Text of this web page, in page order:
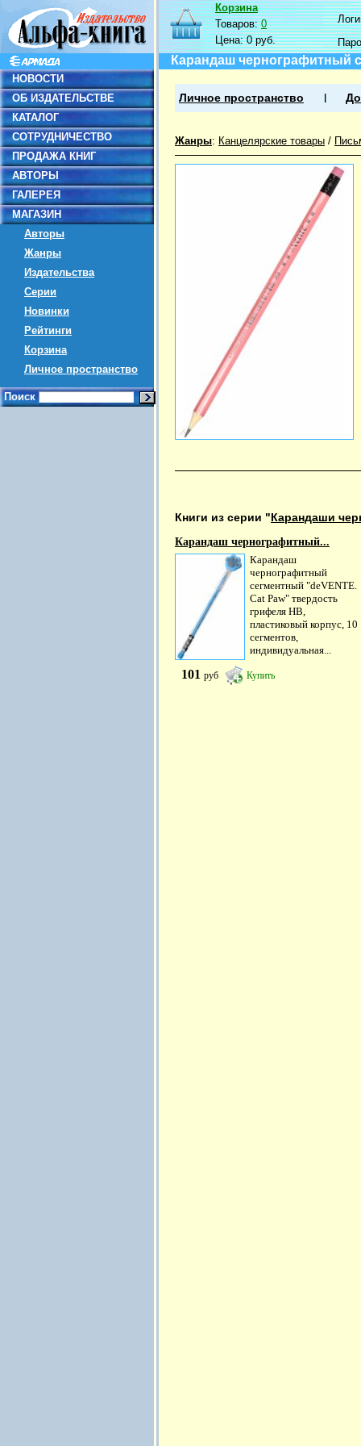
НОВОСТИ
ОБ ИЗДАТЕЛЬСТВЕ
КАТАЛОГ
СОТРУДНИЧЕСТВО
ПРОДАЖА КНИГ
АВТОРЫ
ГАЛЕРЕЯ
МАГАЗИН
Авторы
Жанры
Издательства
Серии
Новинки
Рейтинги
Корзина
Личное пространство
Поиск
Корзина
Товаров:0
Цена:0 руб.
Карандаш чернографитный
Личное пространство
Жанры: Канцелярские товары /
Книги из серии "Карандаши
Карандаш чернографитный...
Карандаш
чернографитный
сегментный "deVENTE.
Cat Paw" твердость
грифеля HB,
пластиковый корпус, 10
сегментов,
индивидуальная...
101 руб Купить